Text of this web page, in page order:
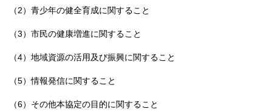
（2）青少年の健全育成に関すること
（3）市民の健康増進に関すること
（4）地域資源の活用及び振興に関すること
（5）情報発信に関すること
（6）その他本協定の目的に関すること